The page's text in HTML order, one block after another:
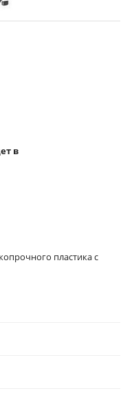
в
пластика с